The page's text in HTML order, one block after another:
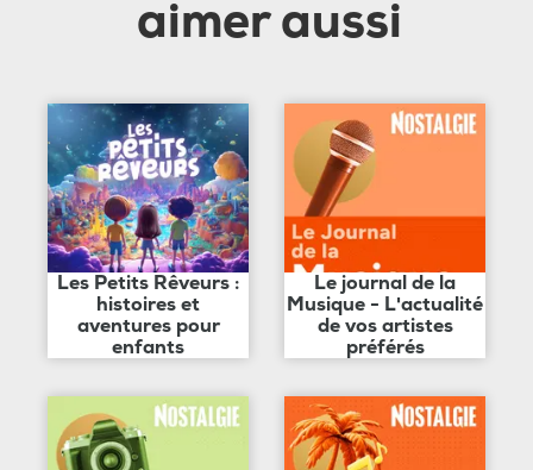
aimer aussi
Les Petits Rêveurs :
histoires et
aventures pour
enfants
Le journal de la
Musique - L'actualité
de vos artistes
préférés